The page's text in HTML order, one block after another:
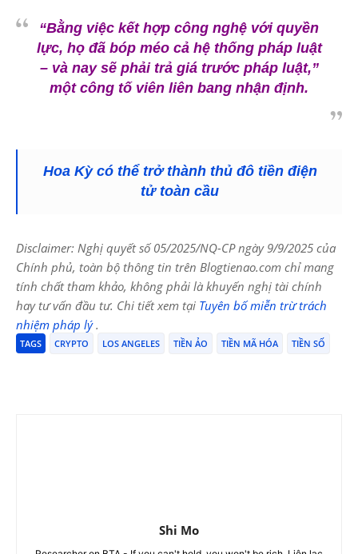
“Bằng việc kết hợp công nghệ với quyền
lực, họ đã bóp méo cả hệ thống pháp luật
– và nay sẽ phải trả giá trước pháp luật,”
một công tố viên liên bang nhận định.
Hoa Kỳ có thể trở thành thủ đô tiền điện
tử toàn cầu
Disclaimer: Nghị quyết số 05/2025/NQ-CP ngày 9/9/2025 của
Chính phủ, toàn bộ thông tin trên Blogtienao.com chỉ mang
tính chất tham khảo, không phải là khuyến nghị tài chính
hay tư vấn đầu tư. Chi tiết xem tại Tuyên bố miễn trừ trách
nhiệm pháp lý.
TAGS CRYPTO LOS ANGELES TIỀN ẢO TIỀN MÃ HÓA TIỀN SỐ
Shi Mo